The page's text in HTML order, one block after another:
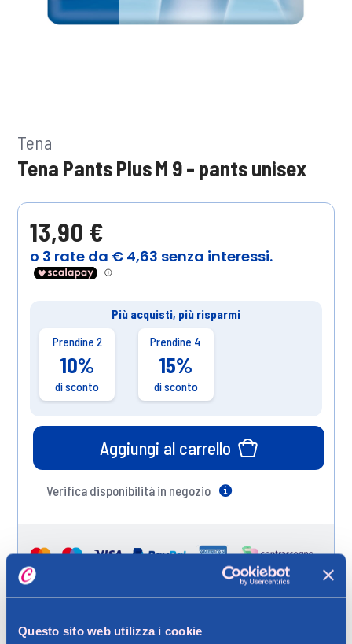
Questo sito web utilizza i cookie
Tena
Tena Pants Plus M 9 - pants unisex
13,90 €
Più acquisti, più risparmi
Prendine 2
10%
di sconto
Prendine 4
15%
di sconto
Aggiungi al carrello
Verifica disponibilità in negozio
Spedizione gratuita a partire da 49 €